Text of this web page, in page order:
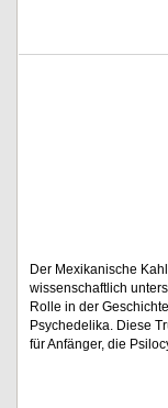
Der Mexikanische
wissenschaftlich
Rolle in der
Psychedelika. Diese
für Anfänger, die